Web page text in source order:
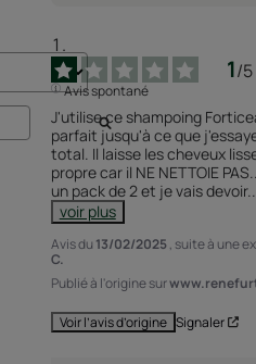
1/5
Avis spontané
J'utilise ce shampoing
parfait jusqu'à ce que
total. Il laisse les cheveux
propre car il NE NETTOIE
un pack de 2 et je vais devoir
voir plus
Avis du 13/02/2025, suite à une
C.
Publié à l'origine sur
Voir l’avis d’origine Signaler